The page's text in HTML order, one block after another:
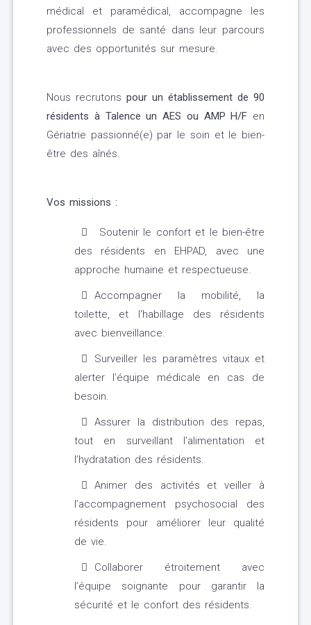
médical et paramédical, accompagne les
professionnels de santé dans leur parcours
avec des opportunités sur mesure.
Nous recrutons pour un établissement de 90
résidents à Talence un AES ou AMP H/F en
Gériatrie passionné(e) par le soin et le bien-
être des aînés.
Vos missions :
Soutenir le confort et le bien-être
des résidents en EHPAD, avec une
approche humaine et respectueuse.
Accompagner la mobilité, la
toilette, et l'habillage des résidents
avec bienveillance.
Surveiller les paramètres vitaux et
alerter l’équipe médicale en cas de
besoin.
Assurer la distribution des repas,
tout en surveillant l’alimentation et
l’hydratation des résidents.
Animer des activités et veiller à
l’accompagnement psychosocial des
résidents pour améliorer leur qualité
de vie.
Collaborer étroitement avec
l’équipe soignante pour garantir la
sécurité et le confort des résidents.